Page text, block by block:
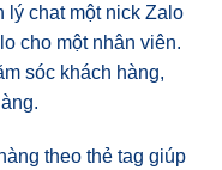
lý chat một nick Zalo
cho một nhân viên.
sóc khách hàng,
theo thẻ tag giúp